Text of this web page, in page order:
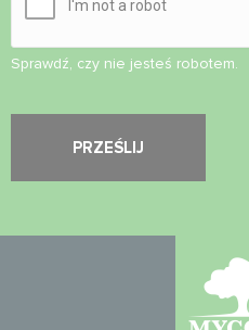
Sprawdź, czy nie jesteś robotem.